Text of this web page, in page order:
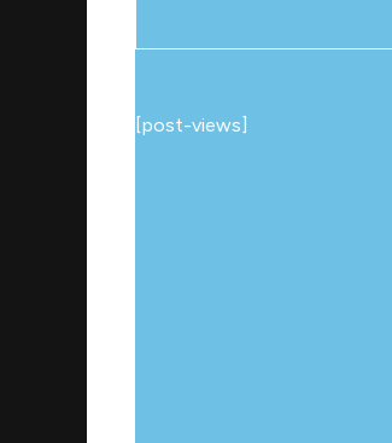
[post-views]